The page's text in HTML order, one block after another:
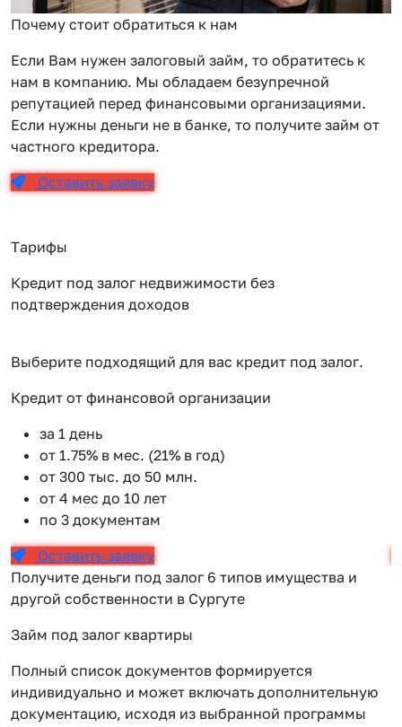
Почему стоит обратиться к нам
Если Вам нужен залоговый займ, то обратитесь к
нам в компанию. Мы обладаем безупречной
репутацией перед финансовыми организациями.
Если нужны деньги не в банке, то получите займ от
частного кредитора.
Оставить заявку
Тарифы
Кредит под залог недвижимости без
подтверждения доходов
Выберите подходящий для вас кредит под залог.
Кредит от финансовой организации
за 1 день
от 1.75% в мес. (21% в год)
от 300 тыс. до 50 млн.
от 4 мес до 10 лет
по 3 документам
Оставить заявку
Получите деньги под залог 6 типов имущества и
другой собственности в Сургуте
Займ под залог квартиры
Полный список документов формируется
индивидуально и может включать дополнительную
документацию, исходя из выбранной программы